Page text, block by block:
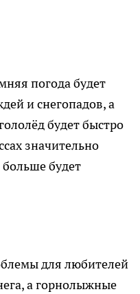
погода будет
и снегопадов, а
будет быстро
значительно
будет
для любителей
а горнолыжные